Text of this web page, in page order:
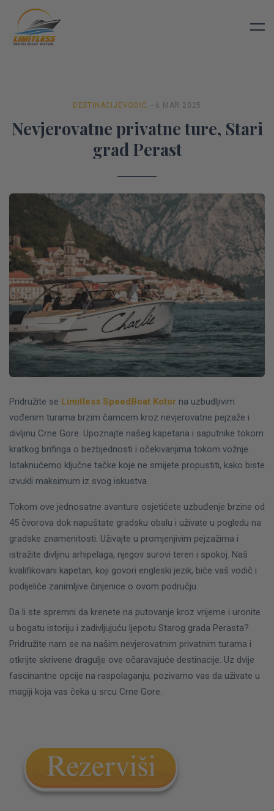
DESTINACIJEVODIČ - 6 MAR 2025
Nevjerovatne privatne ture, Stari
grad Perast
Pridružite se Limitless SpeedBoat Kotor na uzbudljivim
vođenim turama brzim čamcem kroz nevjerovatne pejzaže i
divljinu Crne Gore. Upoznajte našeg kapetana i saputnike tokom
kratkog brifinga o bezbjednosti i očekivanjima tokom vožnje.
Istaknućemo ključne tačke koje ne smijete propustiti, kako biste
izvukli maksimum iz svog iskustva.
Tokom ove jednosatne avanture osjetićete uzbuđenje brzine od
45 čvorova dok napuštate gradsku obalu i uživate u pogledu na
gradske znamenitosti. Uživajte u promjenjivim pejzažima i
istražite divljinu arhipelaga, njegov surovi teren i spokoj. Naš
kvalifikovani kapetan, koji govori engleski jezik, biće vaš vodič i
podijeliće zanimljive činjenice o ovom području.
Da li ste spremni da krenete na putovanje kroz vrijeme i uronite
u bogatu istoriju i zadivljujuću ljepotu Starog grada Perasta?
Pridružite nam se na našim nevjerovatnim privatnim turama i
otkrijte skrivene dragulje ove očaravajuće destinacije. Uz dvije
fascinantne opcije na raspolaganju, pozivamo vas da uživate u
magiji koja vas čeka u srcu Crne Gore.